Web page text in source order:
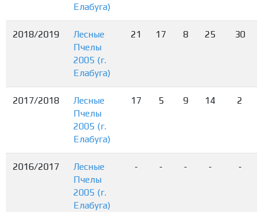
Елабуга)
2018/2019
Лесные
Пчелы
2005 (г.
Елабуга)
21 17 8 25 30
2017/2018
Лесные
Пчелы
2005 (г.
Елабуга)
17 5 9 14 2
2016/2017
Лесные
Пчелы
2005 (г.
Елабуга)
- - - - -